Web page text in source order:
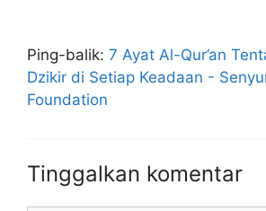
Ping-balik: 7 Ayat Al-Qur’an
Dzikir di Setiap Keadaan -
Foundation
Tinggalkan komentar